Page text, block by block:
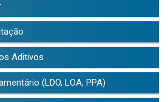
Aditivos
(LDO, LOA, PPA)